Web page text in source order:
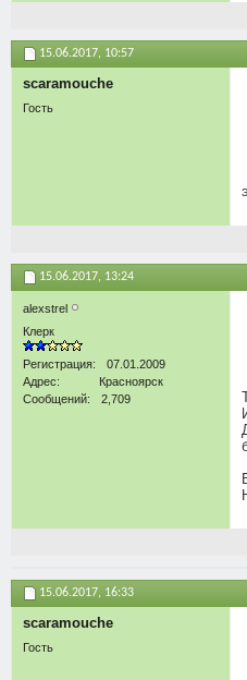
15.06.2017, 10:57
scaramouche
Гость
15.06.2017, 13:24
alexstrel
Клерк
Регистрация
07.01.2009
Адрес
Красноярск
Сообщений
2,709
15.06.2017, 16:33
scaramouche
Гость